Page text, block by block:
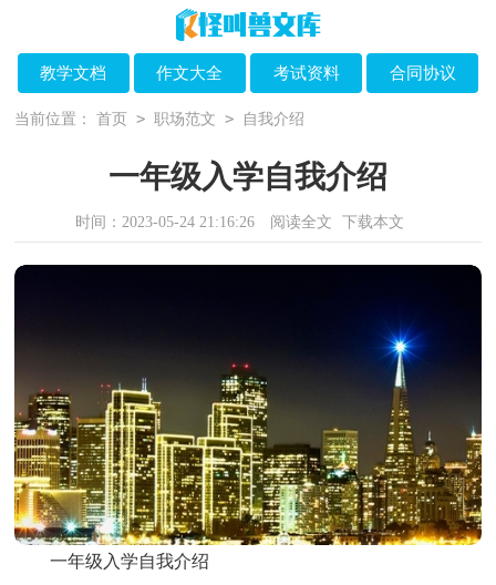
教学文档 作文大全 考试资料 合同协议
当前位置： 首页 > 职场范文 > 自我介绍
一年级入学自我介绍
时间：2023-05-24 21:16:26 阅读全文 下载本文
一年级入学自我介绍